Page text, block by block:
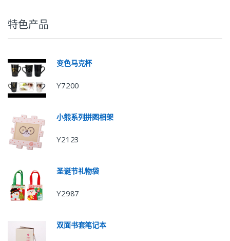
特色产品
变色马克杯
Y7200
小熊系列拼图相架
Y2123
圣诞节礼物袋
Y2987
双面书套笔记本